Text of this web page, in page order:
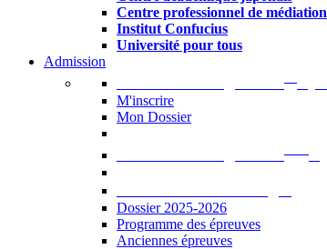
Centre professionnel de médiation
Institut Confucius
Université pour tous
Admission
M'inscrire
Mon Dossier
Dossier 2025-2026
Programme des épreuves
Anciennes épreuves